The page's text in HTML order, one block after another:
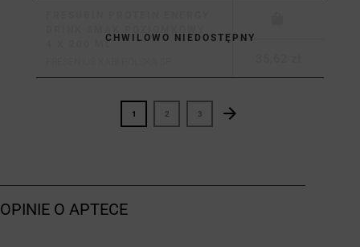
CHWILOWO NIEDOSTĘPNY
4 X 200 ML
1 2 3 Następny
arrow_forward